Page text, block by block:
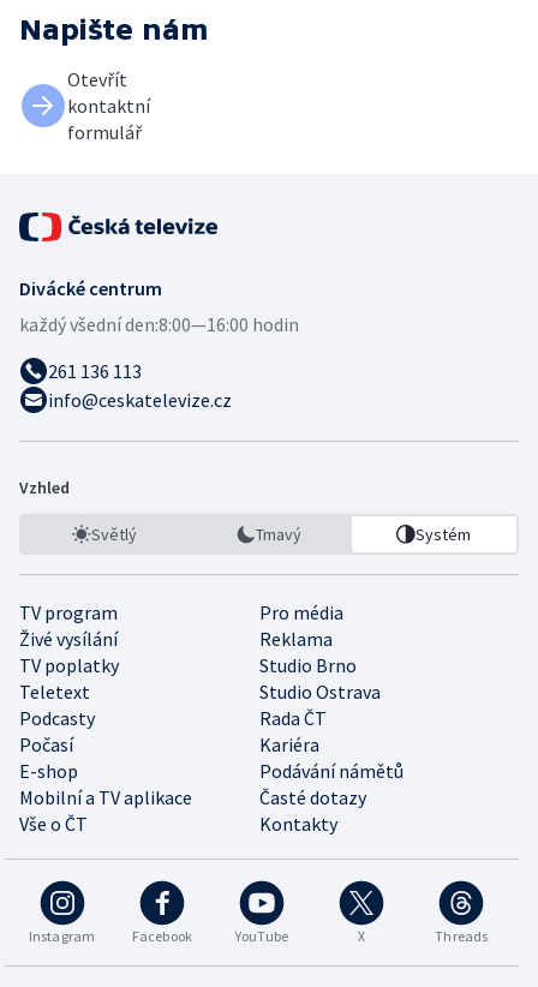
Napište nám
Otevřít
kontaktní
formulář
Divácké centrum
každý všední den:8:00—16:00 hodin
261 136 113
info@ceskatelevize.cz
Vzhled
Světlý Tmavý Systém
TV program
Pro média
Živé vysílání
Reklama
TV poplatky
Studio Brno
Teletext
Studio Ostrava
Podcasty
Rada ČT
Počasí
Kariéra
E-shop
Podávání námětů
Mobilní a TV aplikace
Časté dotazy
Vše o ČT
Kontakty
Instagram Facebook YouTube X Threads